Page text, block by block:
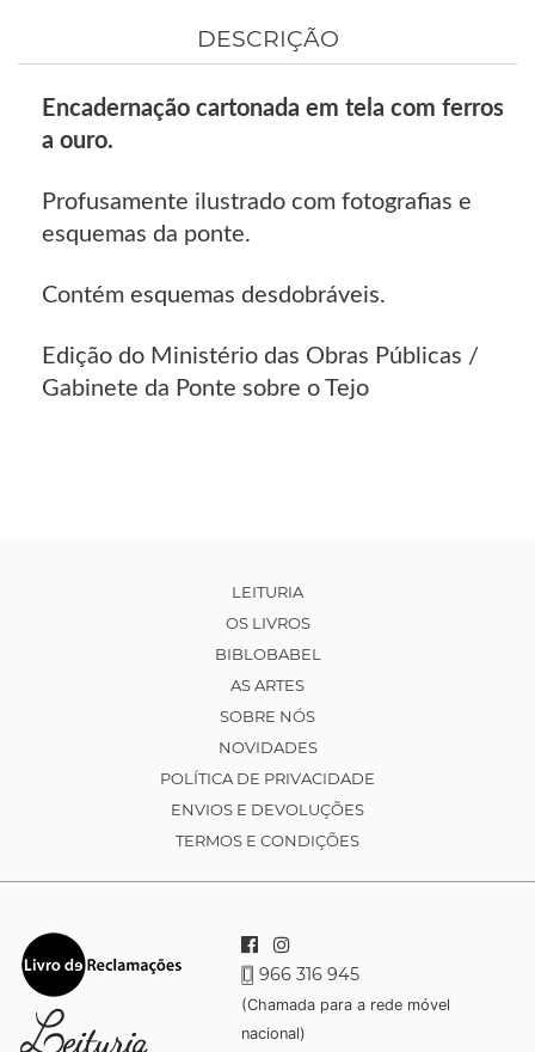
DESCRIÇÃO
Encadernação cartonada em tela com ferros
a ouro.
Profusamente ilustrado com fotografias e
esquemas da ponte.
Contém esquemas desdobráveis.
Edição do Ministério das Obras Públicas /
Gabinete da Ponte sobre o Tejo
LEITURIA
OS LIVROS
BIBLOBABEL
AS ARTES
SOBRE NÓS
NOVIDADES
POLÍTICA DE PRIVACIDADE
ENVIOS E DEVOLUÇÕES
TERMOS E CONDIÇÕES
966 316 945
(Chamada para a rede móvel
nacional)